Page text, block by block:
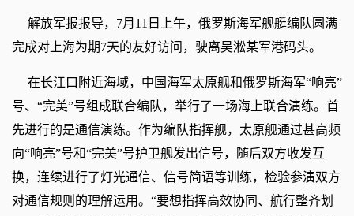
解放军报报导，7月11日上午，俄罗斯海军舰艇编队圆满
完成对上海为期7天的友好访问，驶离吴淞某军港码头。
在长江口附近海域，中国海军太原舰和俄罗斯海军“响亮”
号、“完美”号组成联合编队，举行了一场海上联合演练。首
先进行的是通信演练。作为编队指挥舰，太原舰通过甚高频
向“响亮”号和“完美”号护卫舰发出信号，随后双方收发互
换，连续进行了灯光通信、信号简语等训练，检验参演双方
对通信规则的理解运用。“要想指挥高效协同、航行整齐划